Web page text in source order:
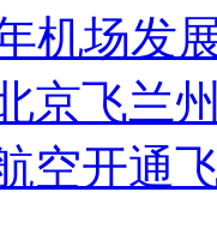
机场发
京飞兰
空开通